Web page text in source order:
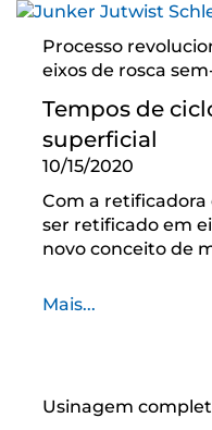
Processo
eixos de rosca
Tempos de
superficial
10/15/2020
Com a retificadora
ser retificado em
novo conceito de
Mais...
Usinagem